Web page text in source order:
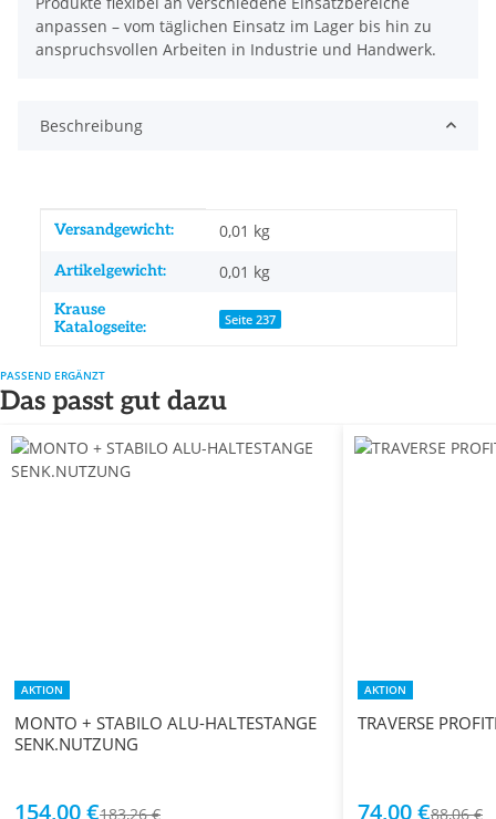
anpassen – vom täglichen Einsatz im Lager bis hin zu
anspruchsvollen Arbeiten in Industrie und Handwerk.
Beschreibung
Produkteigenschaft
Wert
Versandgewicht: 0,01 kg
Artikelgewicht: 0,01 kg
Krause
Katalogseite:
Seite 237
PASSEND ERGÄNZT
Das passt gut dazu
AKTION
MONTO + STABILO ALU-HALTESTANGE
SENK.NUTZUNG
154,00 €183,26 €
AKTION
TRAVERSE
74,00 €88,06 €